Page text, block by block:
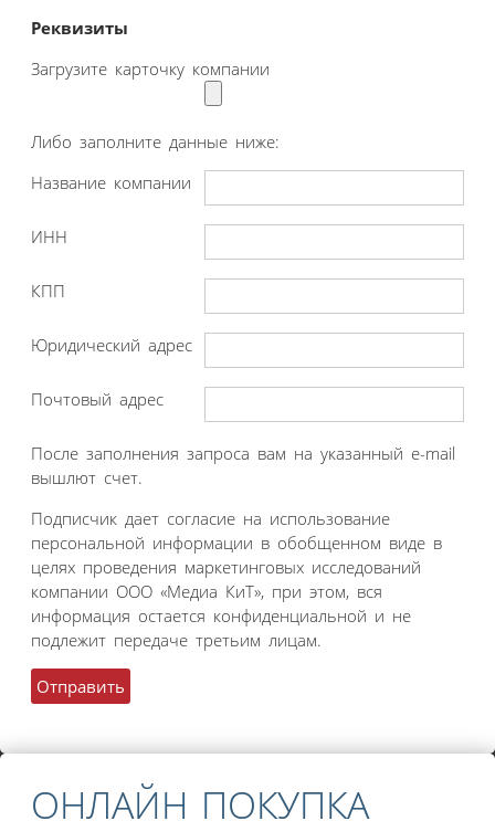
Реквизиты
Загрузите карточку компании
Либо заполните данные ниже:
Название компании
ИНН
КПП
Юридический адрес
Почтовый адрес
После заполнения запроса вам на указанный e-mail
вышлют счет.
Подписчик дает согласие на использование
персональной информации в обобщенном виде в
целях проведения маркетинговых исследований
компании ООО «Медиа КиТ», при этом, вся
информация остается конфиденциальной и не
подлежит передаче третьим лицам.
ОНЛАЙН ПОКУПКА